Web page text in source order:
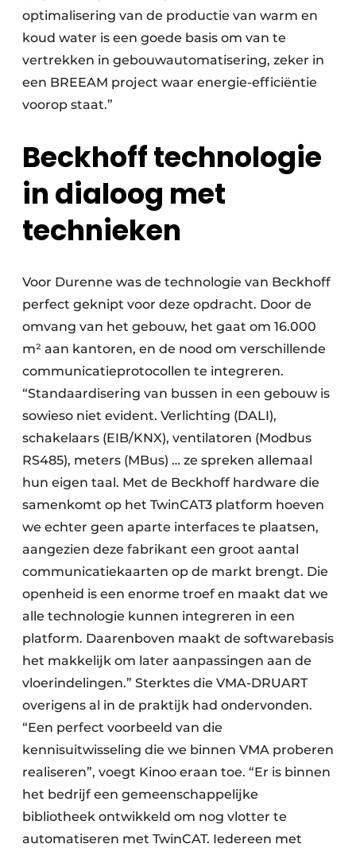
optimalisering van de productie van warm en
koud water is een goede basis om van te
vertrekken in gebouwautomatisering, zeker in
een BREEAM project waar energie-efficiëntie
voorop staat.”
Beckhoff technologie
in dialoog met
technieken
Voor Durenne was de technologie van Beckhoff
perfect geknipt voor deze opdracht. Door de
omvang van het gebouw, het gaat om 16.000
m² aan kantoren, en de nood om verschillende
communicatieprotocollen te integreren.
“Standaardisering van bussen in een gebouw is
sowieso niet evident. Verlichting (DALI),
schakelaars (EIB/KNX), ventilatoren (Modbus
RS485), meters (MBus) … ze spreken allemaal
hun eigen taal. Met de Beckhoff hardware die
samenkomt op het TwinCAT3 platform hoeven
we echter geen aparte interfaces te plaatsen,
aangezien deze fabrikant een groot aantal
communicatiekaarten op de markt brengt. Die
openheid is een enorme troef en maakt dat we
alle technologie kunnen integreren in een
platform. Daarenboven maakt de softwarebasis
het makkelijk om later aanpassingen aan de
vloerindelingen.” Sterktes die VMA-DRUART
overigens al in de praktijk had ondervonden.
“Een perfect voorbeeld van die
kennisuitwisseling die we binnen VMA proberen
realiseren”, voegt Kinoo eraan toe. “Er is binnen
het bedrijf een gemeenschappelijke
bibliotheek ontwikkeld om nog vlotter te
automatiseren met TwinCAT. Iedereen met